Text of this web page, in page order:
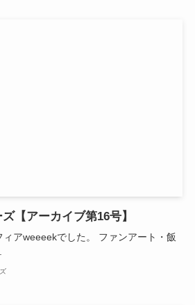
【アーカイブ第16号】
アweeeekでした。 ファンアート・飯